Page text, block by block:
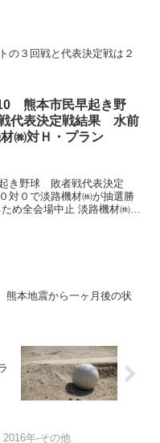
の３回戦と代表決定戦は２
熊本市民早起き野
代表決定戦結果 水前
㈱対Ｈ・プラン
き野球 敗者戦代表決定
対０で淡路機材㈱が抽選勝
め全会場中止 淡路機材㈱対
本地震から一ヶ月後の状
2016年-その他